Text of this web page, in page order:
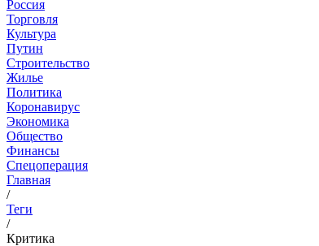
Россия
Торговля
Культура
Путин
Строительство
Жилье
Политика
Коронавирус
Экономика
Общество
Финансы
Спецоперация
Главная
/
Теги
/
Критика